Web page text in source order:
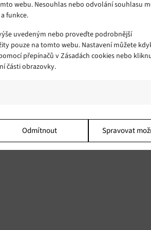
webu. Nesouhlas nebo odvolání souhlasu
funkce.
uvedeným nebo proveďte podrobnější
pouze na tomto webu. Nastavení můžete
přepínačů v Zásadách cookies nebo
části obrazovky.
v zařízení, Porozumění publiku
zdrojů.
Odmítnout Spravovat